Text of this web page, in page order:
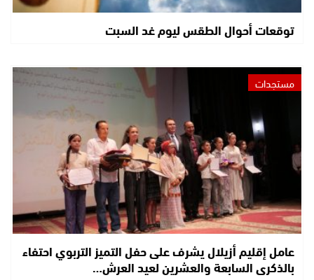
توقعات أحوال الطقس ليوم غد السبت
مستجدات
عامل إقليم أزيلال يشرف على حفل التميز التربوي احتفاء
بالذكرى السابعة والعشرين لعيد العرش…